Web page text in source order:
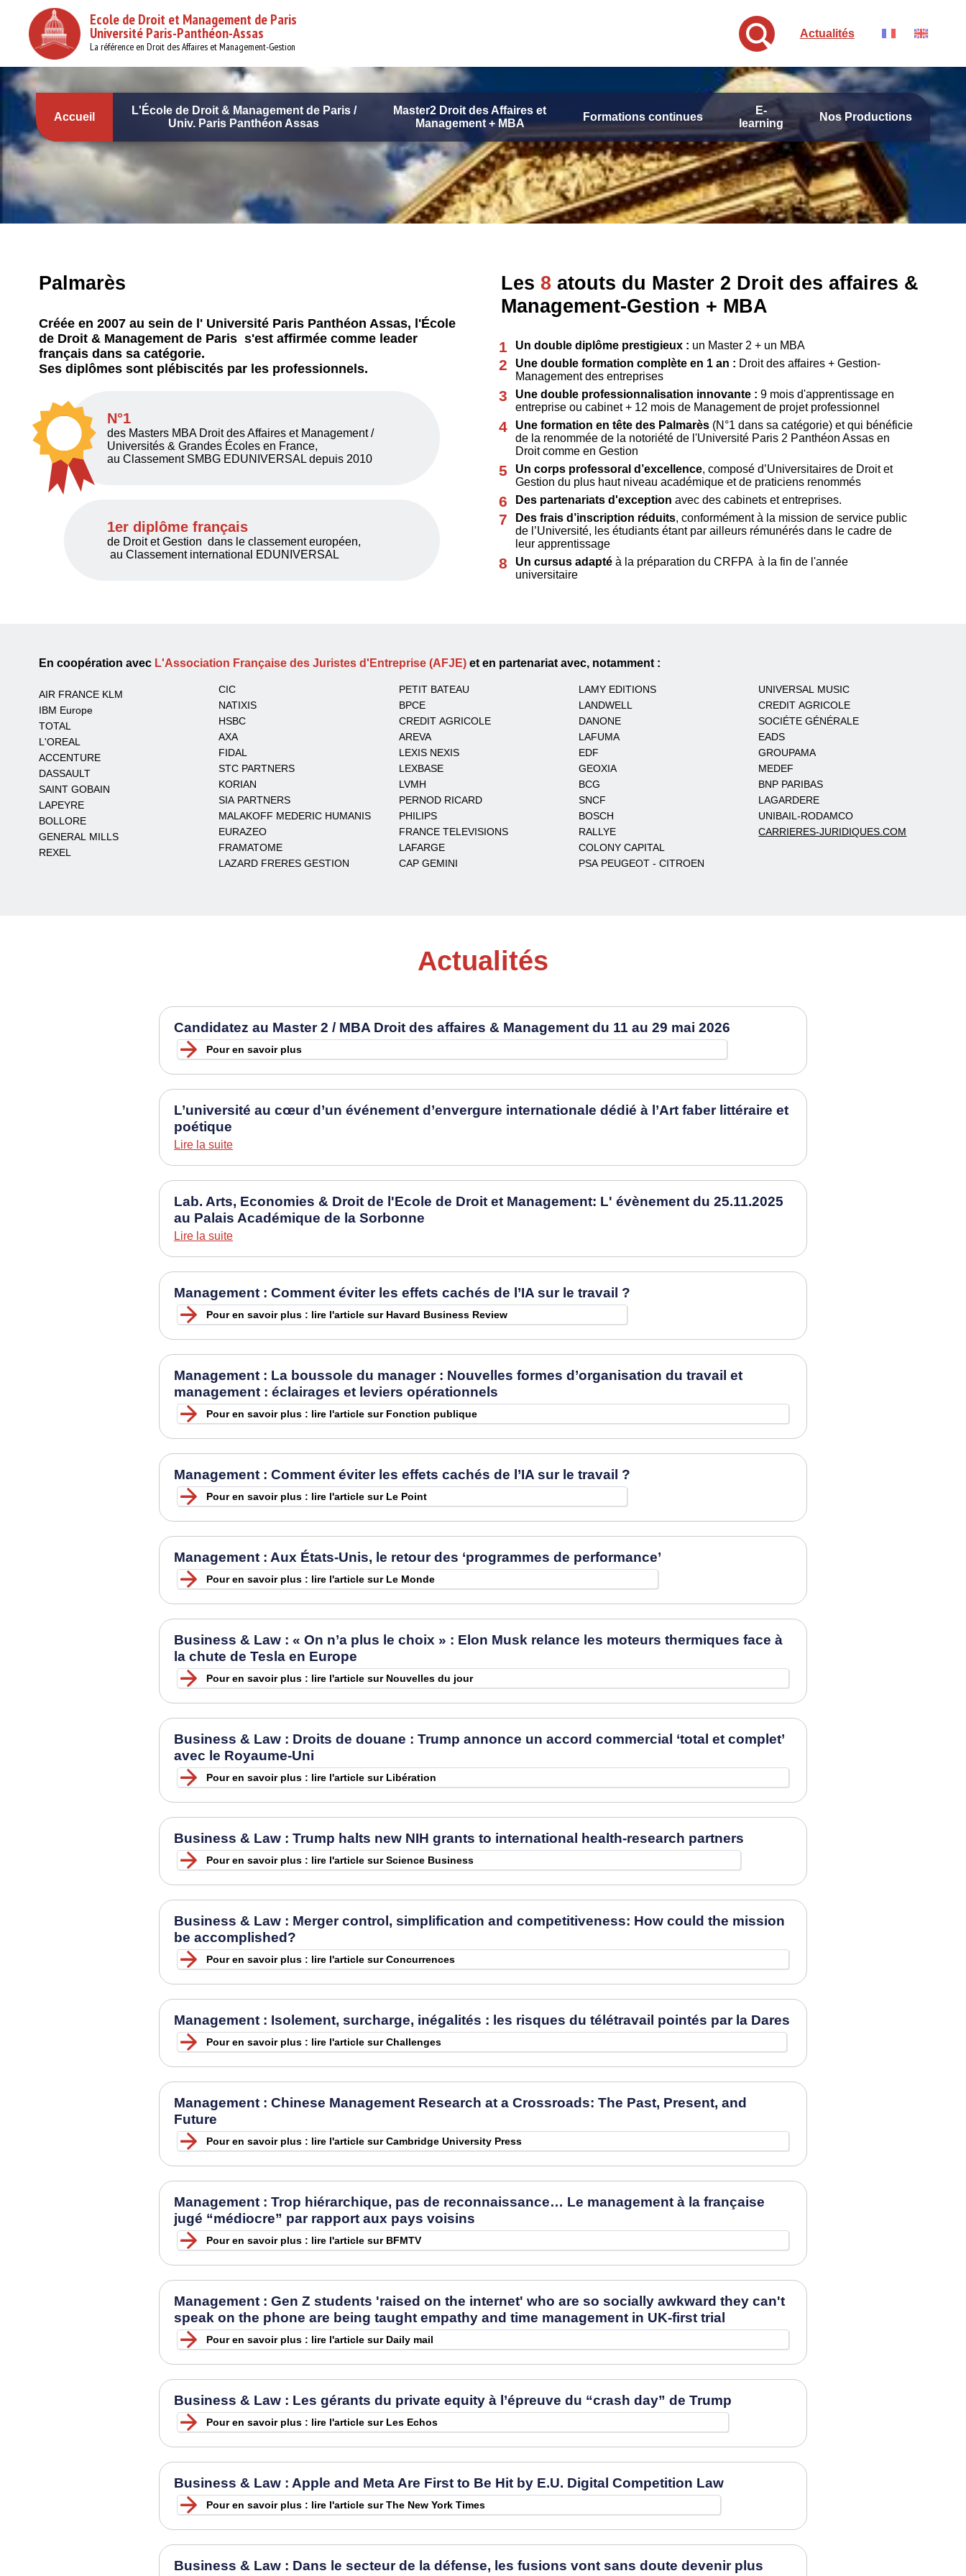
contenu
principal
Ecole de Droit et Management de Paris
Université Paris-Panthéon-Assas
La référence en Droit des Affaires et Management-Gestion
Actualités
Navigation
principale
Accueil
L'École de Droit & Management de Paris /
Univ. Paris Panthéon Assas
Master2 Droit des Affaires et
Management + MBA
Formations continues
E-
learning
Nos Productions
Palmarès
Créée en 2007 au sein de l' Université Paris Panthéon Assas, l'École
de Droit & Management de Paris s'est affirmée comme leader
français dans sa catégorie.
Ses diplômes sont plébiscités par les professionnels.
N°1
des Masters MBA Droit des Affaires et Management /
Universités & Grandes Écoles en France,
au Classement SMBG EDUNIVERSAL depuis 2010
1er diplôme français
de Droit et Gestion dans le classement européen,
au Classement international EDUNIVERSAL
Les 8atouts du Master 2 Droit des affaires &
Management-Gestion + MBA
Un double diplôme prestigieux : un Master 2 + un MBA
Une double formation complète en 1 an : Droit des affaires + Gestion-
Management des entreprises
Une double professionnalisation innovante : 9 mois d'apprentissage en
entreprise ou cabinet + 12 mois de Management de projet professionnel
Une formation en tête des Palmarès (N°1 dans sa catégorie) et qui bénéficie
de la renommée de la notoriété de l'Université Paris 2 Panthéon Assas en
Droit comme en Gestion
Un corps professoral d’excellence, composé d’Universitaires de Droit et
Gestion du plus haut niveau académique et de praticiens renommés
Des partenariats d'exception avec des cabinets et entreprises.
Des frais d’inscription réduits, conformément à la mission de service public
de l’Université, les étudiants étant par ailleurs rémunérés dans le cadre de
leur apprentissage
Un cursus adaptéà la préparation du CRFPA à la fin de l'année
universitaire
En coopération avec L'Association Française des Juristes d'Entreprise (AFJE)et en partenariat avec, notamment :
AIR FRANCE KLM
IBM Europe
TOTAL
L'OREAL
ACCENTURE
DASSAULT
SAINT GOBAIN
LAPEYRE
BOLLORE
GENERAL MILLS
REXEL
CIC
NATIXIS
HSBC
AXA
FIDAL
STC PARTNERS
KORIAN
SIA PARTNERS
MALAKOFF MEDERIC HUMANIS
EURAZEO
FRAMATOME
LAZARD FRERES GESTION
PETIT BATEAU
BPCE
CREDIT AGRICOLE
AREVA
LEXIS NEXIS
LEXBASE
LVMH
PERNOD RICARD
PHILIPS
FRANCE TELEVISIONS
LAFARGE
CAP GEMINI
LAMY EDITIONS
LANDWELL
DANONE
LAFUMA
EDF
GEOXIA
BCG
SNCF
BOSCH
RALLYE
COLONY CAPITAL
PSA PEUGEOT - CITROEN
UNIVERSAL MUSIC
CREDIT AGRICOLE
SOCIÉTE GÉNÉRALE
EADS
GROUPAMA
MEDEF
BNP PARIBAS
LAGARDERE
UNIBAIL-RODAMCO
CARRIERES-JURIDIQUES.COM
Actualités
Candidatez au Master 2 / MBA Droit des affaires & Management du 11 au 29 mai 2026
Pour en savoir plus
L’université au cœur d’un événement d’envergure internationale dédié à l’Art faber littéraire et
poétique
Lire la suite
Lab. Arts, Economies & Droit de l'Ecole de Droit et Management: L' évènement du 25.11.2025
au Palais Académique de la Sorbonne
Lire la suite
Management : Comment éviter les effets cachés de l’IA sur le travail ?
Pour en savoir plus : lire l'article sur Havard Business Review
Management : La boussole du manager : Nouvelles formes d’organisation du travail et
management : éclairages et leviers opérationnels
Pour en savoir plus : lire l'article sur Fonction publique
Management : Comment éviter les effets cachés de l’IA sur le travail ?
Pour en savoir plus : lire l'article sur Le Point
Management : Aux États-Unis, le retour des ‘programmes de performance’
Pour en savoir plus : lire l'article sur Le Monde
Business & Law : « On n’a plus le choix » : Elon Musk relance les moteurs thermiques face à
la chute de Tesla en Europe
Pour en savoir plus : lire l'article sur Nouvelles du jour
Business & Law : Droits de douane : Trump annonce un accord commercial ‘total et complet’
avec le Royaume-Uni
Pour en savoir plus : lire l'article sur Libération
Business & Law : Trump halts new NIH grants to international health-research partners
Pour en savoir plus : lire l'article sur Science Business
Business & Law : Merger control, simplification and competitiveness: How could the mission
be accomplished?
Pour en savoir plus : lire l'article sur Concurrences
Management : Isolement, surcharge, inégalités : les risques du télétravail pointés par la Dares
Pour en savoir plus : lire l'article sur Challenges
Management : Chinese Management Research at a Crossroads: The Past, Present, and
Future
Pour en savoir plus : lire l'article sur Cambridge University Press
Management : Trop hiérarchique, pas de reconnaissance… Le management à la française
jugé “médiocre” par rapport aux pays voisins
Pour en savoir plus : lire l'article sur BFMTV
Management : Gen Z students 'raised on the internet' who are so socially awkward they can't
speak on the phone are being taught empathy and time management in UK-first trial
Pour en savoir plus : lire l'article sur Daily mail
Business & Law : Les gérants du private equity à l’épreuve du “crash day” de Trump
Pour en savoir plus : lire l'article sur Les Echos
Business & Law : Apple and Meta Are First to Be Hit by E.U. Digital Competition Law
Pour en savoir plus : lire l'article sur The New York Times
Business & Law : Dans le secteur de la défense, les fusions vont sans doute devenir plus